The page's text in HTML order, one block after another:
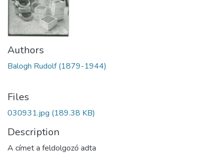
Authors
Balogh Rudolf (1879-1944)
Files
030931.jpg (189.38 KB)
Description
A címet a feldolgozó adta